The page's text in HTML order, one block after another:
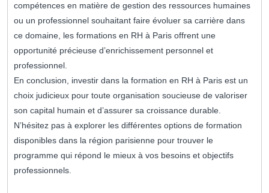
compétences en matière de gestion des ressources humaines
ou un professionnel souhaitant faire évoluer sa carrière dans
ce domaine, les formations en RH à Paris offrent une
opportunité précieuse d’enrichissement personnel et
professionnel.
En conclusion, investir dans la formation en RH à Paris est un
choix judicieux pour toute organisation soucieuse de valoriser
son capital humain et d’assurer sa croissance durable.
N’hésitez pas à explorer les différentes options de formation
disponibles dans la région parisienne pour trouver le
programme qui répond le mieux à vos besoins et objectifs
professionnels.